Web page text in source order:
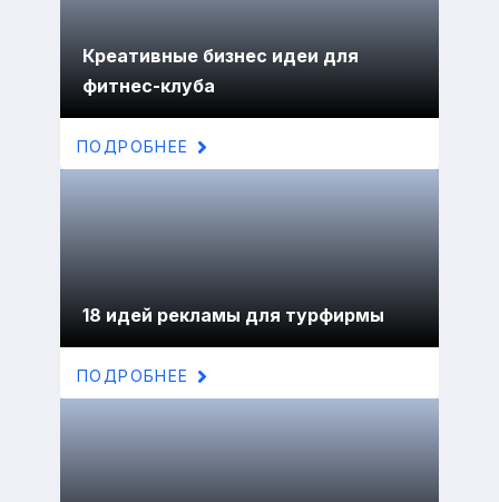
Креативные бизнес идеи для
фитнес-клуба
ПОДРОБНЕЕ
18 идей рекламы для турфирмы
ПОДРОБНЕЕ